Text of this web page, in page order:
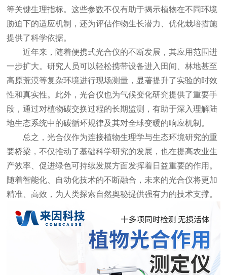
等关键生理指标。这些参数不仅有助于揭示植物在不同环境
胁迫下的适应机制，还为评估作物生长潜力、优化栽培措施
提供了科学依据。
近年来，随着便携式光合仪的不断发展，其应用范围进
一步扩大。研究人员可以轻松携带设备进入田间、林地甚至
高原荒漠等复杂环境进行现场测量，显著提升了实验的时效
性和真实性。此外，光合仪也为气候变化研究提供了重要手
段，通过对植物碳交换过程的长期监测，有助于深入理解陆
地生态系统中的碳循环规律及其对全球变暖的响应机制。
总之，光合仪作为连接植物生理学与生态环境研究的重
要桥梁，不仅推动了基础科学研究的发展，也在提高农业生
产效率、促进绿色可持续发展方面发挥着日益重要的作用。
随着智能化、自动化技术的不断融合，未来的光合仪将更加
精准、高效，为人类探索自然奥秘提供强有力的技术支撑。